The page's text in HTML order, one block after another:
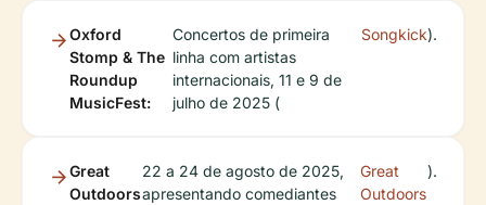
Oxford
Stomp & The
Roundup
MusicFest:
Concertos de primeira
linha com artistas
internacionais, 11 e 9 de
julho de 2025 (
Songkick).
Great
Outdoors
22 a 24 de agosto de 2025,
apresentando comediantes
Great
Outdoors
).